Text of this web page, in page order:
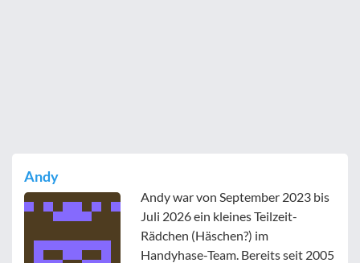
Andy
Andy war von September 2023 bis
Juli 2026 ein kleines Teilzeit-
Rädchen (Häschen?) im
Handyhase-Team. Bereits seit 2005